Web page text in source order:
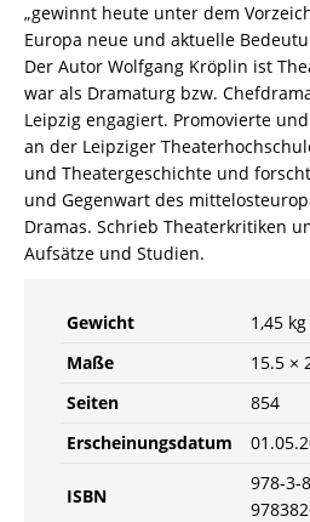
„gewinnt heute unter dem
Europa neue und aktuelle
Der Autor Wolfgang Kröplin ist
war als Dramaturg bzw.
Leipzig engagiert. Promovierte
an der Leipziger
und Theatergeschichte und
und Gegenwart des
Dramas. Schrieb Theaterkritiken
Aufsätze und Studien.
Gewicht
1,45 kg
Maße
15.5 ×
Seiten
854
Erscheinungsdatum
ISBN
978-3-